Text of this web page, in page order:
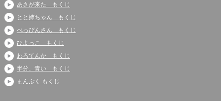
あさが来た もくじ
とと姉ちゃん もくじ
べっぴんさん もくじ
ひよっこ もくじ
わろてんか もくじ
半分、青い もくじ
まんぷく もくじ